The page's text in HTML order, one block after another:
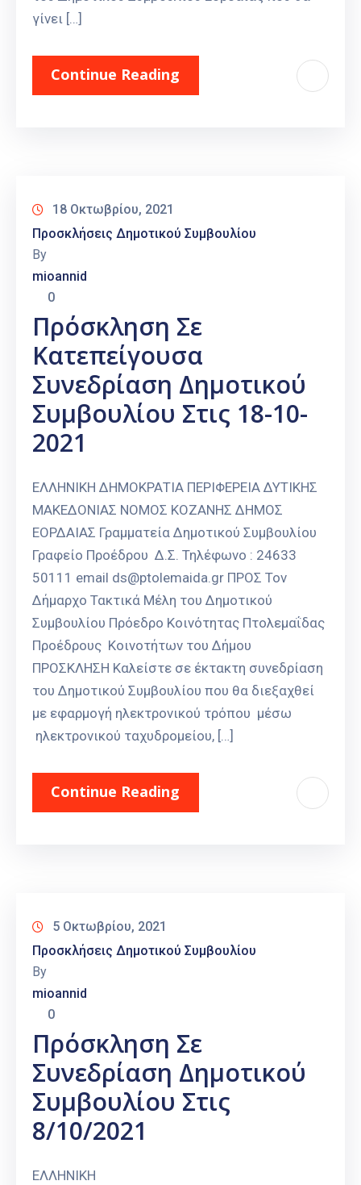
γίνει […]
Continue Reading
18 Οκτωβρίου, 2021
Προσκλήσεις Δημοτικού Συμβουλίου
By
mioannid
0
Πρόσκληση Σε
Κατεπείγουσα
Συνεδρίαση Δημοτικού
Συμβουλίου Στις 18-10-
2021
ΕΛΛΗΝΙΚΗ ΔΗΜΟΚΡΑΤΙΑ ΠΕΡΙΦΕΡΕΙΑ ΔΥΤΙΚΗΣ
ΜΑΚΕΔΟΝΙΑΣ ΝΟΜΟΣ ΚΟΖΑΝΗΣ ΔΗΜΟΣ
ΕΟΡΔΑΙΑΣ Γραμματεία Δημοτικού Συμβουλίου
Γραφείο Προέδρου Δ.Σ. Τηλέφωνο : 24633
50111 email ds@ptolemaida.gr ΠΡΟΣ Τον
Δήμαρχο Τακτικά Μέλη του Δημοτικού
Συμβουλίου Πρόεδρο Κοινότητας Πτολεμαΐδας
Προέδρους Κοινοτήτων του Δήμου
ΠΡΟΣΚΛΗΣΗ Καλείστε σε έκτακτη συνεδρίαση
του Δημοτικού Συμβουλίου που θα διεξαχθεί
με εφαρμογή ηλεκτρονικού τρόπου μέσω
ηλεκτρονικού ταχυδρομείου, […]
Continue Reading
5 Οκτωβρίου, 2021
Προσκλήσεις Δημοτικού Συμβουλίου
By
mioannid
0
Πρόσκληση Σε
Συνεδρίαση Δημοτικού
Συμβουλίου Στις
8/10/2021
ΕΛΛΗΝΙΚΗ